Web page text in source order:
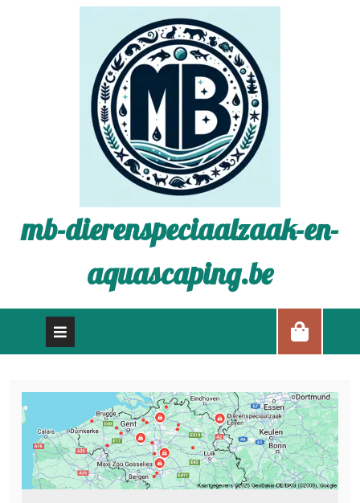
mb-dierenspeciaalzaak-en-
aquascaping.be